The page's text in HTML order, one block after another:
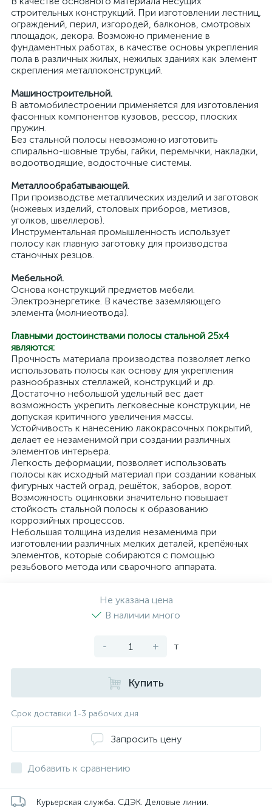
строительных конструкций. При изготовлении лестниц,
ограждений, перил, изгородей, балконов, смотровых
площадок, декора. Возможно применение в
фундаментных работах, в качестве основы укрепления
пола в различных жилых, нежилых зданиях как элемент
скрепления металлоконструкций.
Машиностроительной.
В автомобилестроении применяется для изготовления
фасонных компонентов кузовов, рессор, плоских
пружин.
Без стальной полосы невозможно изготовить
спирально-шовные трубы, гайки, перемычки, накладки,
водоотводящие, водосточные системы.
Металлообрабатывающей.
При производстве металлических изделий и заготовок
(ножевых изделий, столовых приборов, метизов,
уголков, швеллеров).
Инструментальная промышленность использует
полосу как главную заготовку для производства
станочных резцов.
Мебельной.
Основа конструкций предметов мебели.
Электроэнергетике. В качестве заземляющего
элемента (молниеотвода).
Главными достоинствами полосы стальной 25х4
являются:
Прочность материала производства позволяет легко
использовать полосы как основу для укрепления
разнообразных стеллажей, конструкций и др.
Достаточно небольшой удельный вес дает
возможность укрепить легковесные конструкции, не
допуская критичного увеличения массы.
Устойчивость к нанесению лакокрасочных покрытий,
делает ее незаменимой при создании различных
элементов интерьера.
Легкость деформации, позволяет использовать
полосы как исходный материал при создании кованых
фигурных частей оград, решёток, заборов, ворот.
Возможность оцинковки значительно повышает
стойкость стальной полосы к образованию
коррозийных процессов.
Небольшая толщина изделия незаменима при
изготовлении различных мелких деталей, крепёжных
элементов, которые собираются с помощью
резьбового метода или сварочного аппарата.
Не указана цена
В наличии много
- + т
Купить
Срок доставки 1-3 рабочих дня
Запросить цену
Добавить к сравнению
Курьерская служба. СДЭК. Деловые линии.